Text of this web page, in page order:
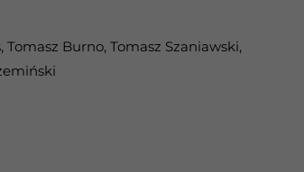
Tomasz Burno, Tomasz Szaniawski,